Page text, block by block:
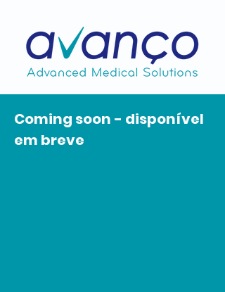
Coming soon - disponível
em breve